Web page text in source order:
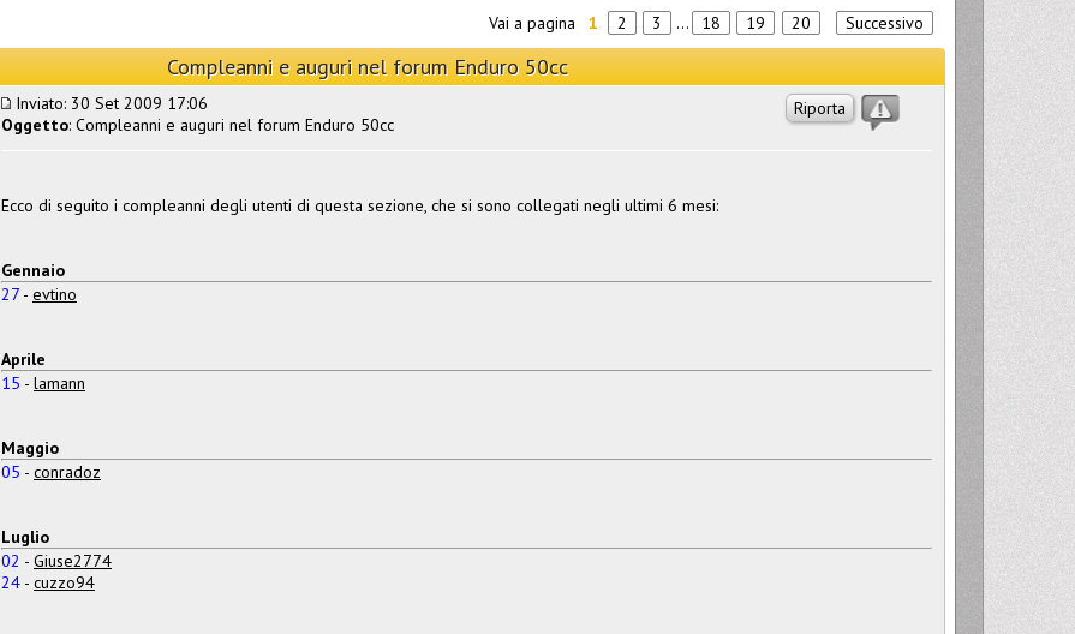
Vai a pagina
1 2 3 ... 18 19 20 Successivo
Compleanni e auguri nel forum Enduro 50cc
Riporta
Inviato: 30 Set 2009 17:06
Oggetto: Compleanni e auguri nel forum Enduro 50cc
Ecco di seguito i compleanni degli utenti di questa sezione, che si sono collegati negli ultimi 6 mesi:
Gennaio
27 - evtino
Aprile
15 - lamann
Maggio
05 - conradoz
Luglio
02 - Giuse2774
24 - cuzzo94